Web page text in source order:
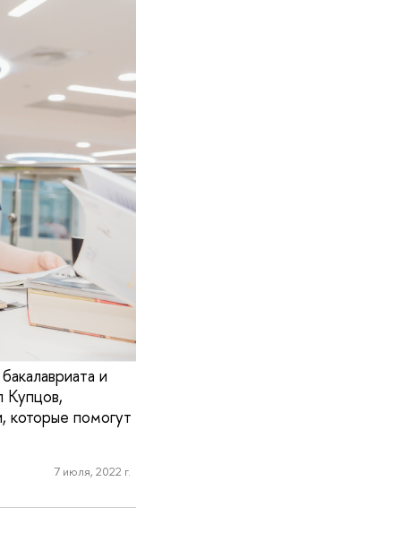
и
Купцов,
которые помогут
7 июля, 2022 г.